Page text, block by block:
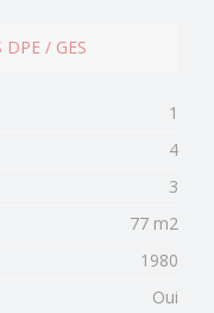
DPE / GES
1
4
3
77 m2
1980
Oui